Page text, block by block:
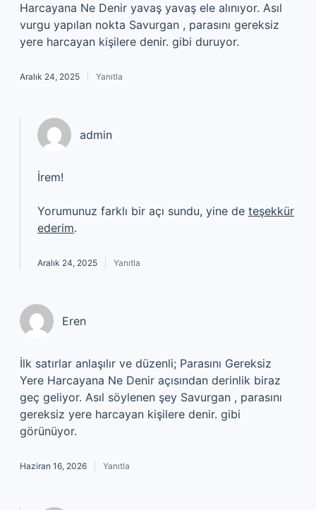
Harcayana Ne Denir yavaş yavaş ele alınıyor. Asıl
vurgu yapılan nokta Savurgan , parasını gereksiz
yere harcayan kişilere denir. gibi duruyor.
Aralık 24, 2025 Yanıtla
admin
İrem!
Yorumunuz farklı bir açı sundu, yine de teşekkür
ederim.
Aralık 24, 2025 Yanıtla
Eren
İlk satırlar anlaşılır ve düzenli; Parasını Gereksiz
Yere Harcayana Ne Denir açısından derinlik biraz
geç geliyor. Asıl söylenen şey Savurgan , parasını
gereksiz yere harcayan kişilere denir. gibi
görünüyor.
Haziran 16, 2026 Yanıtla